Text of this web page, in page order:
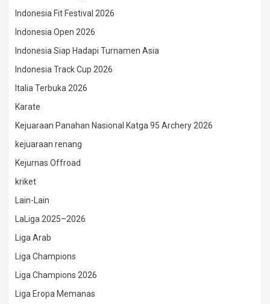
Indonesia Fit Festival 2026
Indonesia Open 2026
Indonesia Siap Hadapi Turnamen Asia
Indonesia Track Cup 2026
Italia Terbuka 2026
Karate
Kejuaraan Panahan Nasional Katga 95 Archery 2026
kejuaraan renang
Kejurnas Offroad
kriket
Lain-Lain
LaLiga 2025–2026
Liga Arab
Liga Champions
Liga Champions 2026
Liga Eropa Memanas